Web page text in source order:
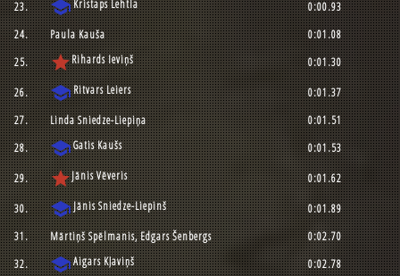
23.
schoolKristaps Lehtla
0:00.93
24.
Paula Kauša
0:01.08
25.
starRihards Ieviņš
0:01.30
26.
schoolRitvars Leiers
0:01.37
27.
Linda Sniedze-Liepiņa
0:01.51
28.
schoolGatis Kaušs
0:01.53
29.
starJānis Vēveris
0:01.62
30.
schoolJānis Sniedze-Liepinš
0:01.89
31.
Mārtiņš Spēlmanis, Edgars Šenbergs
0:02.70
32.
schoolAigars Kļaviņš
0:02.78